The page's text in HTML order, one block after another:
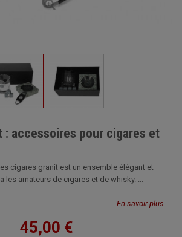
accessoires pour cigares et
cigares granit est un ensemble élégant et
les amateurs de cigares et de whisky. ...
En savoir plus
45,00 €